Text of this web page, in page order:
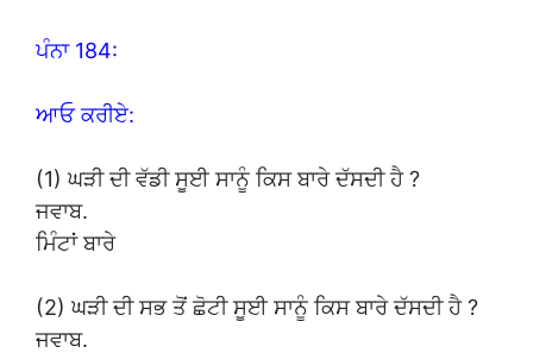
ਪੰਨਾ 184:
ਆਓ ਕਰੀਏ:
(1) ਘੜੀ ਦੀ ਵੱਡੀ ਸੂਈ ਸਾਨੂੰ ਕਿਸ ਬਾਰੇ ਦੱਸਦੀ ਹੈ ?
ਜਵਾਬ.
ਮਿੰਟਾਂ ਬਾਰੇ
(2) ਘੜੀ ਦੀ ਸਭ ਤੋਂ ਛੋਟੀ ਸੂਈ ਸਾਨੂੰ ਕਿਸ ਬਾਰੇ ਦੱਸਦੀ ਹੈ ?
ਜਵਾਬ.